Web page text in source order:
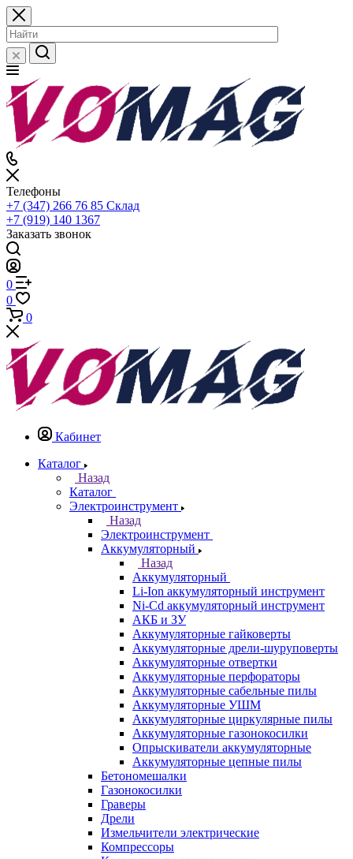
Телефоны
+7 (347) 266 76 85 Склад
+7 (919) 140 1367
Заказать звонок
0
0
0
Кабинет
Каталог
Назад
Каталог
Электроинструмент
Назад
Электроинструмент
Аккумуляторный
Назад
Аккумуляторный
Li-Ion аккумуляторный инструмент
Ni-Cd аккумуляторный инструмент
АКБ и ЗУ
Аккумуляторные гайковерты
Аккумуляторные дрели-шуруповерты
Аккумуляторные отвертки
Аккумуляторные перфораторы
Аккумуляторные сабельные пилы
Аккумуляторные УШМ
Аккумуляторные циркулярные пилы
Аккумуляторные газонокосилки
Опрыскиватели аккумуляторные
Аккумуляторные цепные пилы
Бетономешалки
Газонокосилки
Граверы
Дрели
Измельчители электрические
Компрессоры